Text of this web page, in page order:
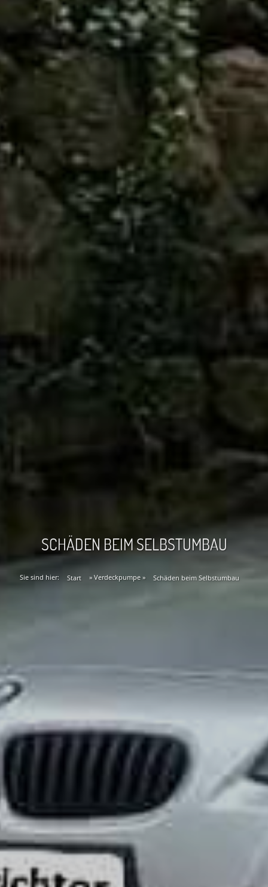
SCHÄDEN BEIM SELBSTUMBAU
Sie sind hier: Start »Verdeckpumpe » Schäden beim Selbstumbau